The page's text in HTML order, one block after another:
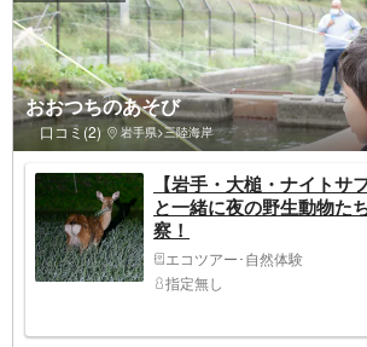
おおつちのあそび
口コミ(2) 岩手県>三陸海岸
【岩手・大槌・ナイトサ
と一緒に夜の野生動物た
察！
エコツアー･自然体験
指定無し